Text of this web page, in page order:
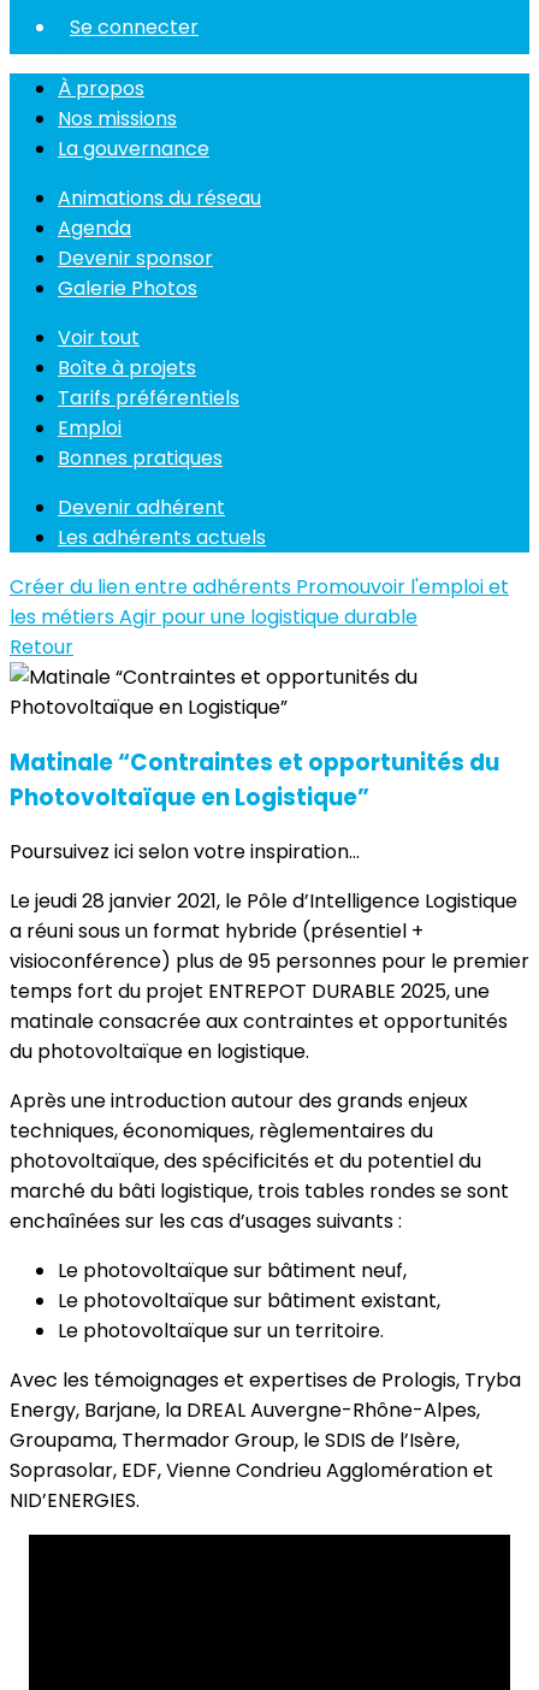
Se connecter
À propos
Nos missions
La gouvernance
Animations du réseau
Agenda
Devenir sponsor
Galerie Photos
Voir tout
Boîte à projets
Tarifs préférentiels
Emploi
Bonnes pratiques
Devenir adhérent
Les adhérents actuels
Créer du lien entre adhérents Promouvoir l'emploi et
les métiersAgir pour une logistique durable
Retour
Matinale “Contraintes et opportunités du
Photovoltaïque en Logistique”
Poursuivez ici selon votre inspiration...
Le jeudi 28 janvier 2021, le Pôle d’Intelligence Logistique
a réuni sous un format hybride (présentiel +
visioconférence) plus de 95 personnes pour le premier
temps fort du projet ENTREPOT DURABLE 2025, une
matinale consacrée aux contraintes et opportunités
du photovoltaïque en logistique.
Après une introduction autour des grands enjeux
techniques, économiques, règlementaires du
photovoltaïque, des spécificités et du potentiel du
marché du bâti logistique, trois tables rondes se sont
enchaînées sur les cas d’usages suivants :
Le photovoltaïque sur bâtiment neuf,
Le photovoltaïque sur bâtiment existant,
Le photovoltaïque sur un territoire.
Avec les témoignages et expertises de Prologis, Tryba
Energy, Barjane, la DREAL Auvergne-Rhône-Alpes,
Groupama, Thermador Group, le SDIS de l’Isère,
Soprasolar, EDF, Vienne Condrieu Agglomération et
NID’ENERGIES.